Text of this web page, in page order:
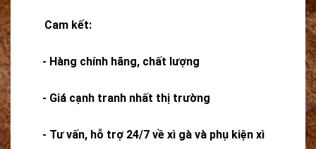
Cam kết:
- Hàng chính hãng, chất lượng
- Giá cạnh tranh nhất thị trường
- Tư vấn, hỗ trợ 24/7 về xì gà và phụ kiện xì